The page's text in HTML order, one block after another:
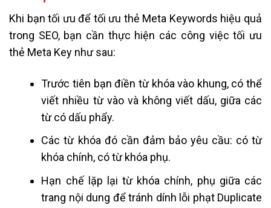
Khi bạn tối ưu để tối ưu thẻ Meta Keywords hiệu quả
trong SEO, bạn cần thực hiện các công việc tối ưu
thẻ Meta Key như sau:
Trước tiên bạn điền từ khóa vào khung, có thể
viết nhiều từ vào và không viết dấu, giữa các
từ có dấu phẩy.
Các từ khóa đó cần đảm bảo yêu cầu: có từ
khóa chính, có từ khóa phụ.
Hạn chế lặp lại từ khóa chính, phụ giữa các
trang nội dung để tránh dính lỗi phạt Duplicate